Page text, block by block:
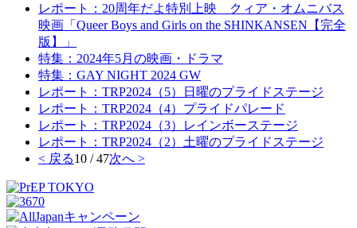
レポート：20周年だよ特別上映 クィア・オムニバス
映画「Queer Boys and Girls on the SHINKANSEN【完全
版】」
特集：2024年5月の映画・ドラマ
特集：GAY NIGHT 2024 GW
レポート：TRP2024（5）日曜のプライドステージ
レポート：TRP2024（4）プライドパレード
レポート：TRP2024（3）レインボーステージ
レポート：TRP2024（2）土曜のプライドステージ
< 戻る10 / 47次へ >